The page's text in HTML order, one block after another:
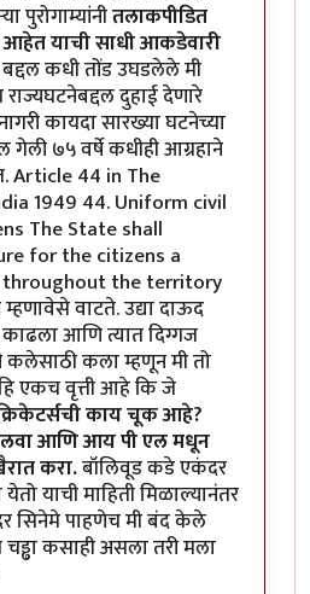
पुरोगाम्यांनीतलाकपीडित
आहेत याची साधी आकडेवारी
कधी तोंड उघडलेले मी
राज्यघटनेबद्दल दुहाई देणारे
कायदा सारख्या घटनेच्या
७५ वर्षे कधीही आग्रहाने
Article 44 in The
1949 44. Uniform civil
The State shall
for the citizens a
the territory
वाटते. उद्या दाऊद
काढला आणि त्यात दिग्गज
कला म्हणून मी तो
हि एकच वृत्ती आहे कि जे
काय चूक आहे?
आणि आय पी एल मधून
करा.बॉलिवूड कडे एकंदर
याची माहिती मिळाल्यानंतर
सिनेमे पाहणेच मी बंद केले
कसाही असला तरी मला